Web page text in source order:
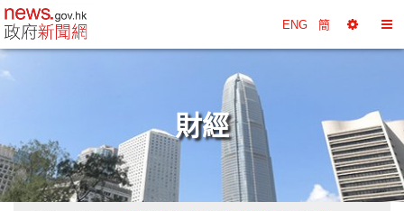
政府新聞網主頁 ENG 簡
擇
換
財經